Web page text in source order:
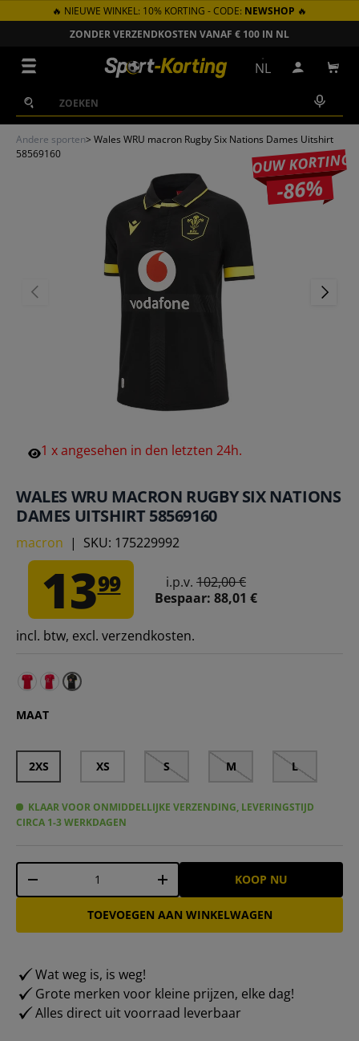
GA NAAR INHOUD
🔥 NIEUWE WINKEL: 10% KORTING - CODE: NEWSHOP 🔥
ZONDER VERZENDKOSTEN VANAF € 100 IN NL
Zoeken
Zoeken
NL Inloggen
Andere sporten> Wales WRU macron Rugby Six Nations Dames Uitshirt
58569160
JOUW KORTING
-86%
VORIGE
1 xangesehen in den letzten 24h.
WALES WRU MACRON RUGBY SIX NATIONS
DAMES UITSHIRT 58569160
macron | SKU: 175229992
1399 i.p.v. 102,00 €
Bespaar: 88,01 €
incl. btw, excl. verzendkosten.
MAAT
2XS XS S M L
KLAAR VOOR ONMIDDELLIJKE VERZENDING, LEVERINGSTIJD
CIRCA 1-3 WERKDAGEN
Aantal
-
+ KOOP NU
TOEVOEGEN AAN WINKELWAGEN
Wat weg is, is weg!
Grote merken voor kleine prijzen, elke dag!
Alles direct uit voorraad leverbaar